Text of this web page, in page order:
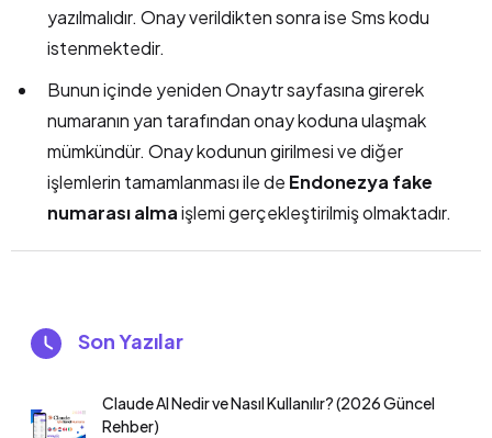
yazılmalıdır. Onay verildikten sonra ise Sms kodu
istenmektedir.
Bunun içinde yeniden Onaytr sayfasına girerek
numaranın yan tarafından onay koduna ulaşmak
mümkündür. Onay kodunun girilmesi ve diğer
işlemlerin tamamlanması ile de Endonezya fake
numarası almaişlemi gerçekleştirilmiş olmaktadır.
Son Yazılar
Claude AI Nedir ve Nasıl Kullanılır? (2026 Güncel
Rehber)